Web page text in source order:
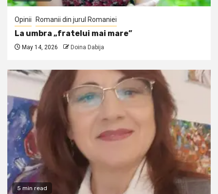
Opinii Romanii din jurul Romaniei
La umbra „fratelui mai mare”
May 14, 2026 Doina Dabija
5 min read